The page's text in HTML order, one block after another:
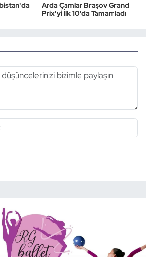
Arda Çamlar Braşov Grand
Prix'yi İlk 10'da Tamamladı